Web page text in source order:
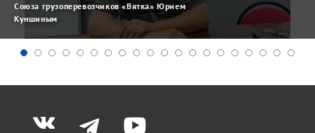
Союза грузоперевозчиков «Вятка» Юрием
Куншиным